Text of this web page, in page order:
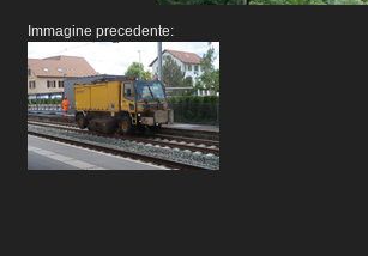
Immagine precedente: